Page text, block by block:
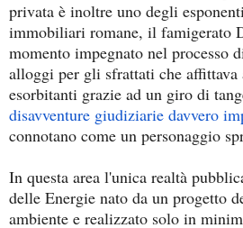
privata è inoltre uno degli
immobiliari romane, il famigerato
momento impegnato nel processo
alloggi per gli sfrattati che affittava
esorbitanti grazie ad un giro di
disavventure giudiziarie davvero
connotano come un personaggio
In questa area l'unica realtà
delle Energie nato da un progetto
ambiente e realizzato solo in